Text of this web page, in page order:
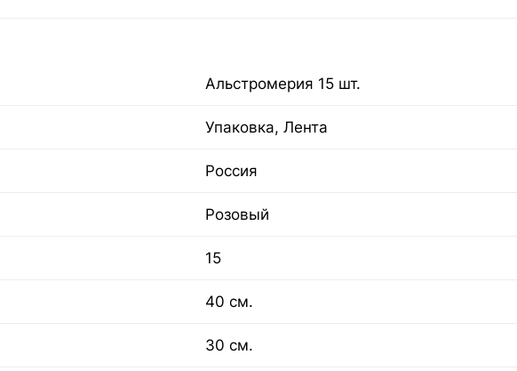
Альстромерия 15 шт.
Упаковка, Лента
Россия
Розовый
15
40 см.
30 см.